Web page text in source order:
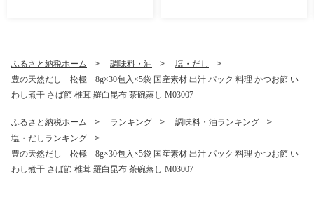
ふるさと納税ホーム 調味料・油
塩・だし
豊の天然だし 松極 8g×30包入×5袋 国産素材 出汁 パック 料理 かつお節 い
わし煮干 さば節 椎茸 羅白昆布 茶碗蒸し M03007
ふるさと納税ホーム ランキング
調味料・油ランキング
塩・だしランキング
豊の天然だし 松極 8g×30包入×5袋 国産素材 出汁 パック 料理 かつお節 い
わし煮干 さば節 椎茸 羅白昆布 茶碗蒸し M03007